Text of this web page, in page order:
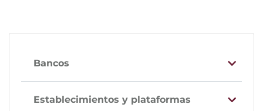
Bancos
Establecimientos y plataformas